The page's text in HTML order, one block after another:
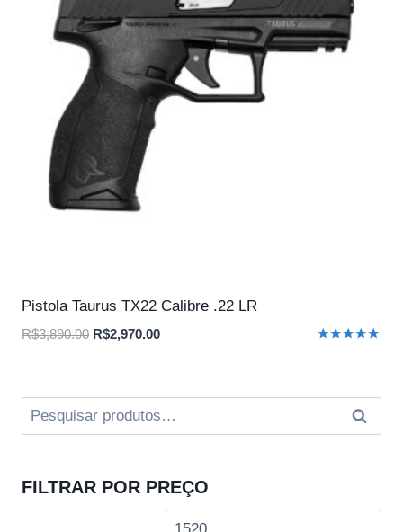
Pistola Taurus TX22 Calibre .22 LR
R$3,890.00 O
era:
R$3,890.00.
R$2,970.00O
é:
R$2,970.00.
Pesquisar
por:
FILTRAR POR PREÇO
Preço